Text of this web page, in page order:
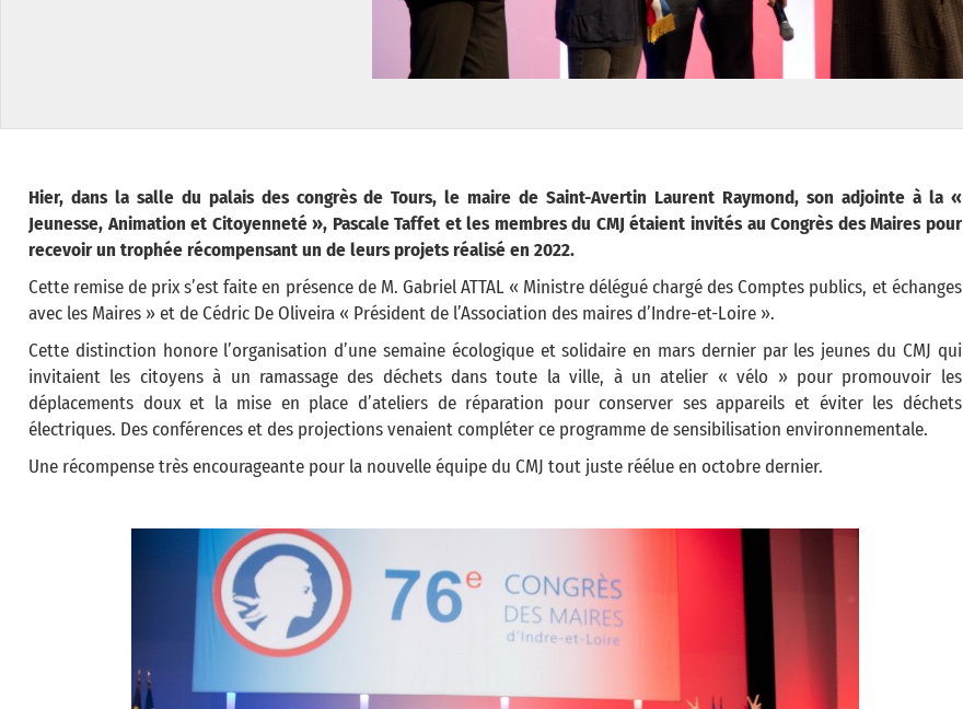
Hier, dans la salle du palais des congrès de Tours, le maire de Saint-Avertin Laurent Raymond, son adjointe à la «
Jeunesse, Animation et Citoyenneté », Pascale Taffet et les membres du CMJ étaient invités au Congrès des Maires pour
recevoir un trophée récompensant un de leurs projets réalisé en 2022.
Cette remise de prix s’est faite en présence de M. Gabriel ATTAL « Ministre délégué chargé des Comptes publics, et échanges
avec les Maires » et de Cédric De Oliveira « Président de l’Association des maires d’Indre-et-Loire ».
Cette distinction honore l’organisation d’une semaine écologique et solidaire en mars dernier par les jeunes du CMJ qui
invitaient les citoyens à un ramassage des déchets dans toute la ville, à un atelier « vélo » pour promouvoir les
déplacements doux et la mise en place d’ateliers de réparation pour conserver ses appareils et éviter les déchets
électriques. Des conférences et des projections venaient compléter ce programme de sensibilisation environnementale.
Une récompense très encourageante pour la nouvelle équipe du CMJ tout juste réélue en octobre dernier.